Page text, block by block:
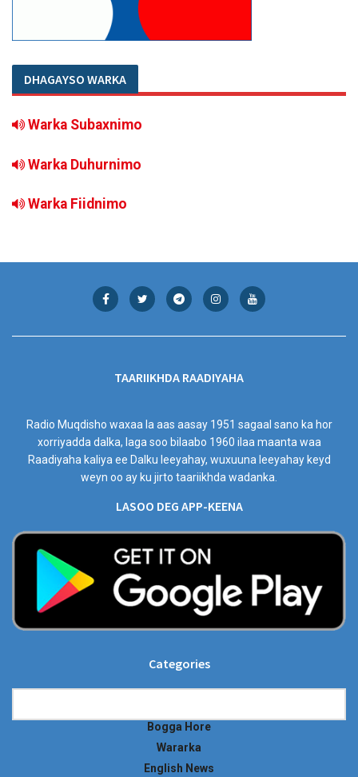
DHAGAYSO WARKA
Warka Subaxnimo
Warka Duhurnimo
Warka Fiidnimo
TAARIIKHDA RAADIYAHA
Radio Muqdisho waxaa la aas aasay 1951 sagaal sano ka hor
xorriyadda dalka, laga soo bilaabo 1960 ilaa maanta waa
Raadiyaha kaliya ee Dalku leeyahay, wuxuuna leeyahay keyd
weyn oo ay ku jirto taariikhda wadanka.
LASOO DEG APP-KEENA
Categories
Bogga Hore
Wararka
English News